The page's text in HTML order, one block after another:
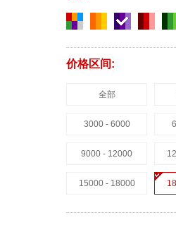
价格区间:
全部
3000 - 6000
9000 - 12000
15000 - 18000